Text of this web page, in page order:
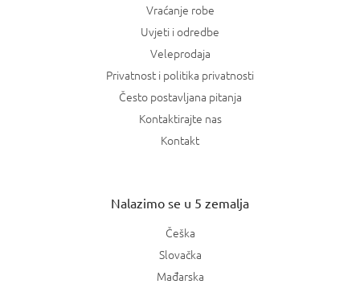
Vraćanje robe
Uvjeti i odredbe
Veleprodaja
Privatnost i politika privatnosti
Često postavljana pitanja
Kontaktirajte nas
Kontakt
Nalazimo se u 5 zemalja
Češka
Slovačka
Mađarska